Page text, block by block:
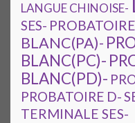
LANGUE CHINOISE-
SES-
BLANC(PA)-
BLANC(PC)-
BLANC(PD)-
PROBATOIRE D-
TERMINALE SES-